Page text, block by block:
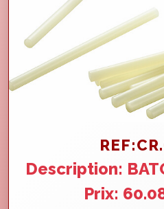
Description:
Prix: